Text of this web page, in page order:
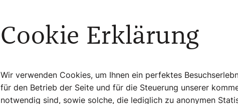
Im SONNTAG-Interview erläutert Hubert
sich hat, was mit der Hölle und warum
Cookie Erklärung
Wir verwenden Cookies, um Ihnen ein perfektes
für den Betrieb der Seite und für die Steuerung unserer
notwendig sind, sowie solche, die lediglich zu anonymen